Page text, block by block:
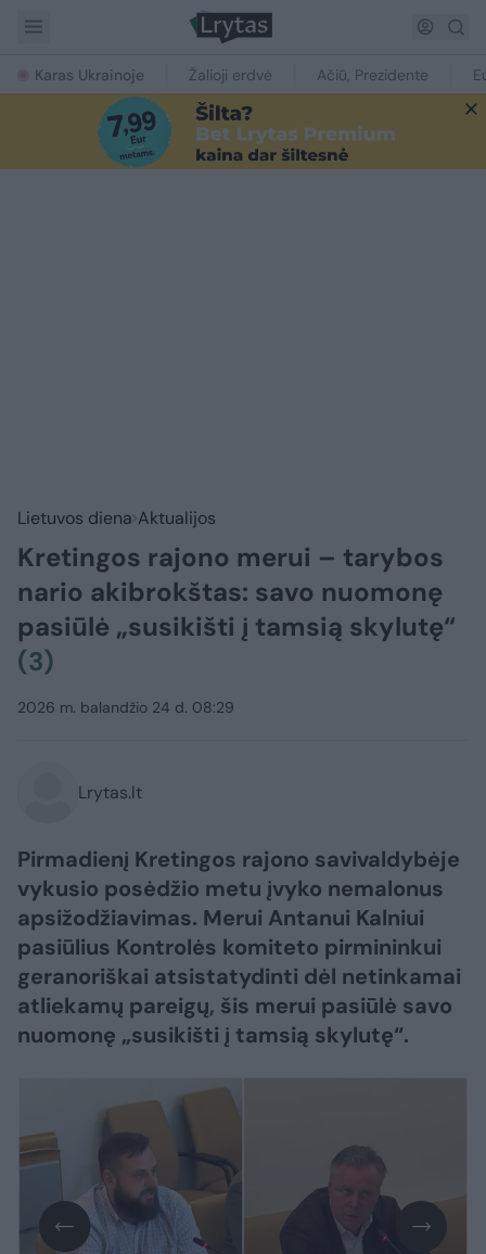
Karas Ukrainoje Žalioji erdvė Ačiū, Prezidente
Lietuvos diena Aktualijos
Kretingos rajono merui – tarybos
nario akibrokštas: savo nuomonę
pasiūlė „susikišti į tamsią skylutę“
(3)
2026 m. balandžio 24 d. 08:29
Lrytas.lt
Pirmadienį Kretingos rajono savivaldybėje
vykusio posėdžio metu įvyko nemalonus
apsižodžiavimas. Merui Antanui Kalniui
pasiūlius Kontrolės komiteto pirmininkui
geranoriškai atsistatydinti dėl netinkamai
atliekamų pareigų, šis merui pasiūlė savo
nuomonę „susikišti į tamsią skylutę“.